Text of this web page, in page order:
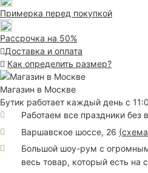
Примерка перед покупкой
Рассрочка на 50%
Доставка и оплата
Как определить размер?
Магазин в Москве
Бутик работает каждый день с
Работаем все праздники без
Варшавское шоссе, 26 (
Большой шоу-рум с
весь товар, который есть на